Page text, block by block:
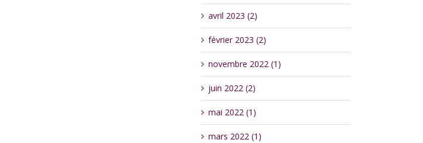
avril 2023 (2)
février 2023 (2)
novembre 2022 (1)
juin 2022 (2)
mai 2022 (1)
mars 2022 (1)